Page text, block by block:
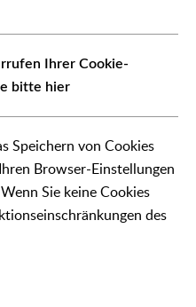
Ihrer Cookie-
bitte hier
Speichern von Cookies
Browser-Einstellungen
Sie keine Cookies
des